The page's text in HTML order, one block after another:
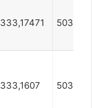
333,17471 503498
333,1607 503498